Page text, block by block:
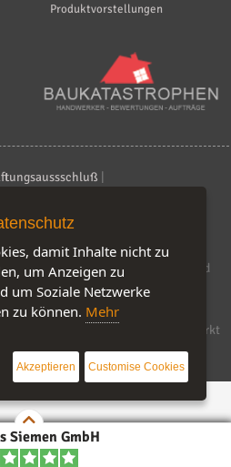
Siemen GmbH
Produktvorstellungen
& Co. KG
Produktbezeichnungen, Namen und
jeweiligen Firmen. Unser Portal
Geld erhalten.
Software by IQ-Markt
damit Inhalte nicht zu
um Anzeigen zu
um Soziale Netzwerke
zu können. Mehr
Akzeptieren Customise Cookies